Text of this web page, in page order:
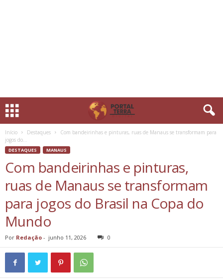
Início Destaques
Com bandeirinhas e pinturas, ruas de Manaus se transformam para
jogos do...
DESTAQUES MANAUS
Com bandeirinhas e pinturas,
ruas de Manaus se transformam
para jogos do Brasil na Copa do
Mundo
Por Redação - junho 11, 2026 0